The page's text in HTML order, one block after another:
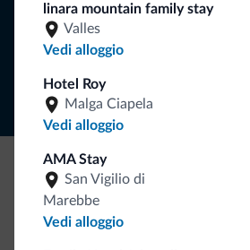
linara mountain family stay
Valles
Vedi alloggio
Hotel Roy
Malga Ciapela
Vedi alloggio
AMA Stay
San Vigilio di
Marebbe
Vedi alloggio
Be Original, scopri la nuova
Ce l'avete chiesto in tanti. Ecco la